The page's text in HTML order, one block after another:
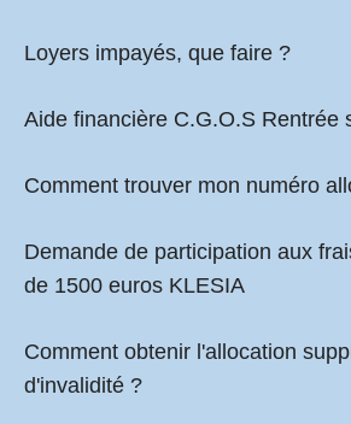
Loyers impayés, que faire ?
Aide financière C.G.O.S Rentrée
Comment trouver mon numéro
Demande de participation aux
de 1500 euros KLESIA
Comment obtenir l'allocation
d'invalidité ?